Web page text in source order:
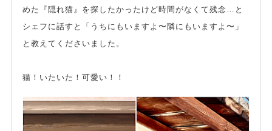
めた『隠れ猫』を探したかったけど時間がなくて残念…と
シェフに話すと「うちにもいますよ〜隣にもいますよ〜」
と教えてくださいました。
猫！いたいた！可愛い！！